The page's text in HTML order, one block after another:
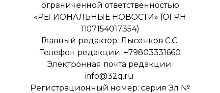
ограниченной ответственностью
«РЕГИОНАЛЬНЫЕ НОВОСТИ» (ОГРН
1107154017354)
Главный редактор: Лысенков С.С.
Телефон редакции: +79803331660
Электронная почта редакции:
info@32q.ru
Регистрационный номер: серия Эл №